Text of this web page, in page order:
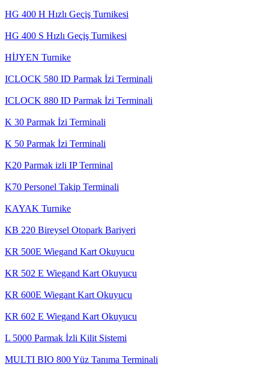
HG 400 H Hızlı Geçiş Turnikesi
HG 400 S Hızlı Geçiş Turnikesi
HİJYEN Turnike
ICLOCK 580 ID Parmak İzi Terminali
ICLOCK 880 ID Parmak İzi Terminali
K 30 Parmak İzi Terminali
K 50 Parmak İzi Terminali
K20 Parmak izli IP Terminal
K70 Personel Takip Terminali
KAYAK Turnike
KB 220 Bireysel Otopark Bariyeri
KR 500E Wiegand Kart Okuyucu
KR 502 E Wiegand Kart Okuyucu
KR 600E Wiegant Kart Okuyucu
KR 602 E Wiegand Kart Okuyucu
L 5000 Parmak İzli Kilit Sistemi
MULTI BIO 800 Yüz Tanıma Terminali